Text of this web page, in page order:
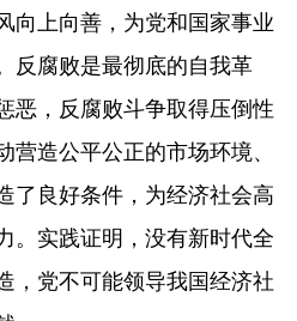
向上向善，为党和国家事业
反腐败是最彻底的自我革
恶，反腐败斗争取得压倒性
营造公平公正的市场环境、
了良好条件，为经济社会高
。实践证明，没有新时代全
，党不可能领导我国经济社